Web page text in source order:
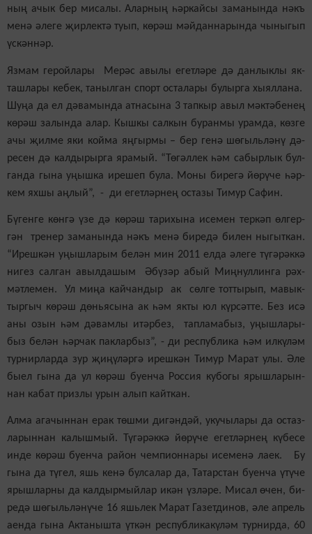
ның ачык бер ми­са­лы. Алар­ның һәр­кай­сы за­ма­нын­да нәкъ
ме­нә әле­ге җир­лек­тә ту­ып, кө­рәш мәй­дан­на­рын­да чы­ны­гып
үс­кән­нәр.
Яз­мам ге­рой­ла­ры Ме­рәс авы­лы егет­лә­ре дә дан­лык­лы як­
таш­ла­ры ке­бек, та­ныл­ган спорт ос­та­ла­ры бу­лыр­га хы­ял­ла­на.
Шу­ңа да ел дә­ва­мын­да ат­на­сы­на 3 тап­кыр авыл мәк­тә­бе­нең
кө­рәш за­лын­да алар. Кыш­кы сал­кын бу­ран­мы урам­да, көз­ге
ачы җил­ме яки кой­ма яң­гыр­мы – бер ге­нә шө­гыль­лә­нү дә­
ре­сен дә кал­ды­рыр­га яра­мый. “Тө­гәл­лек һәм са­быр­лык бул­
ган­да гы­на уңыш­ка ире­шеп бу­ла. Мо­ны би­ре­гә йө­рү­че һәр­
кем ях­шы аң­лый”, - ди егет­ләр­нең ос­та­зы Ти­мур Са­фин.
Бү­ген­ге көн­гә үзе дә кө­рәш та­ри­хы­на исе­мен тер­кәп өл­гер­
гән тре­нер за­ма­нын­да нәкъ ме­нә би­ре­дә би­лен ны­гыт­кан.
“Иреш­кән уңыш­ла­рым бе­лән мин 2011 ел­да әле­ге тү­гә­рәк­кә
ни­гез сал­ган авыл­да­шым Әбү­зәр абый Миң­нул­лин­га рәх­
мәт­ле­мен. Ул ми­ңа кай­чан­дыр ак сөл­ге тот­ты­рып, ма­вык­
тыр­гыч кө­рәш дөнь­я­сы­на ак һәм як­ты юл күр­сәт­те. Без исә
аны озын һәм дә­вам­лы итәр­без, тап­ла­ма­быз, уңыш­ла­ры­
быз бе­лән һәр­чак пак­лар­быз”, - ди рес­пуб­ли­ка һәм ил­кү­ләм
тур­нир­лар­да зур җи­ңү­ләр­гә иреш­кән Ти­мур Ма­рат улы. Әле
бы­ел гы­на да ул кө­рәш бу­ен­ча Рос­сия ку­бо­гы ярыш­ла­рын­
нан ка­бат приз­лы урын алып кайт­кан.
Ал­ма ага­чын­нан ерак төш­ми ди­гән­дәй, уку­чы­ла­ры да ос­таз­
ла­рын­нан ка­лыш­мый. Тү­гә­рәк­кә йө­рү­че егет­ләр­нең кү­бе­се
ин­де кө­рәш бу­ен­ча ра­йон чем­пи­он­на­ры исе­ме­нә ла­ек. Бу
гы­на да тү­гел, яшь ке­нә бул­са­лар да, Та­тар­стан бу­ен­ча үтү­че
ярыш­лар­ны да кал­дыр­мый­лар икән үз­лә­ре. Ми­сал өчен, би­
ре­дә шө­гыль­лә­нү­че 16 яшь­лек Ма­рат Га­зет­ди­нов, әле ап­рель
аен­да гы­на Ак­та­ныш­та үт­кән рес­пуб­ли­ка­кү­ләм тур­нир­да, 60